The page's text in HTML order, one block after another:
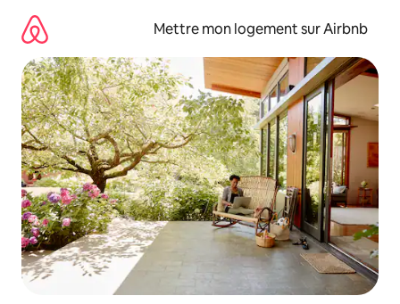
directement
contenu
Mettre mon logement sur Airbnb